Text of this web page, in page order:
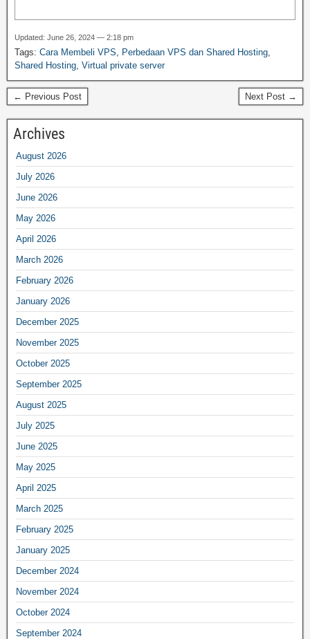
Updated: June 26, 2024 — 2:18 pm
Tags: Cara Membeli VPS, Perbedaan VPS dan Shared Hosting,
Shared Hosting, Virtual private server
← Previous Post Next Post →
Archives
August 2026
July 2026
June 2026
May 2026
April 2026
March 2026
February 2026
January 2026
December 2025
November 2025
October 2025
September 2025
August 2025
July 2025
June 2025
May 2025
April 2025
March 2025
February 2025
January 2025
December 2024
November 2024
October 2024
September 2024